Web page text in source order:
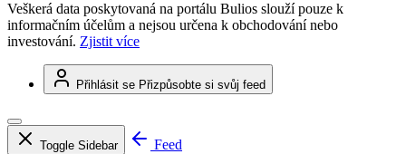
Veškerá data poskytovaná na portálu Bulios slouží pouze k
informačním účelům a nejsou určena k obchodování nebo
investování. Zjistit více
Přihlásit se Přizpůsobte si svůj feed
Toggle Sidebar
Feed